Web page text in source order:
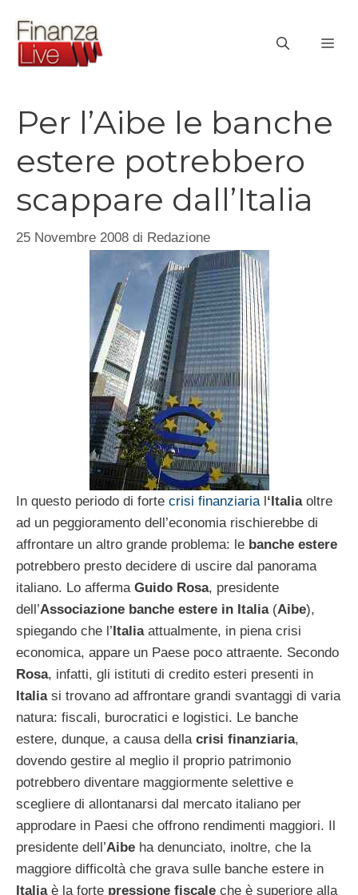
contenuto
Per l’Aibe le banche
estere potrebbero
scappare dall’Italia
25 Novembre 2008 di Redazione
In questo periodo di forte crisi finanziarial‘Italiaoltre
ad un peggioramento dell’economia rischierebbe di
affrontare un altro grande problema: le banche estere
potrebbero presto decidere di uscire dal panorama
italiano. Lo afferma Guido Rosa, presidente
dell’Associazione banche estere in Italia(Aibe),
spiegando che l’Italiaattualmente, in piena crisi
economica, appare un Paese poco attraente. Secondo
Rosa, infatti, gli istituti di credito esteri presenti in
Italiasi trovano ad affrontare grandi svantaggi di varia
natura: fiscali, burocratici e logistici. Le banche
estere, dunque, a causa della crisi finanziaria,
dovendo gestire al meglio il proprio patrimonio
potrebbero diventare maggiormente selettive e
scegliere di allontanarsi dal mercato italiano per
approdare in Paesi che offrono rendimenti maggiori. Il
presidente dell’Aibe ha denunciato, inoltre, che la
maggiore difficoltà che grava sulle banche estere in
Italiaè la forte pressione fiscale che è superiore alla